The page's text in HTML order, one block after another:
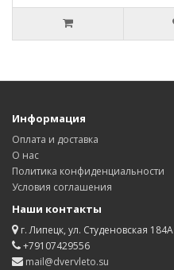
Информация
Оплата и доставка
О нас
Политика конфиденциальности
Условия соглашения
Наши контакты
г. Липецк, ул. Студеновская 184А
+79107429556
mail@dvervleto.su